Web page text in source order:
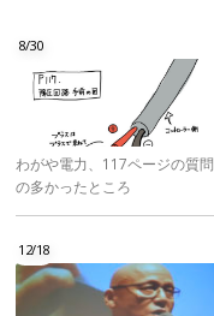
8/30
わがや電力、117ページの質問
の多かったところ
12/18